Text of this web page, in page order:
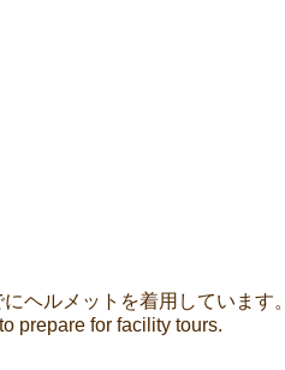
ヘルメットを着用しています。
prepare for facility tours.